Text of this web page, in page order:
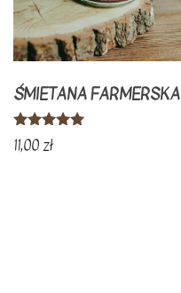
można
wybrać
na
stronie
produktu
ŚMIETANA FARMERSKA
Oceniono
5.00
11,00zł